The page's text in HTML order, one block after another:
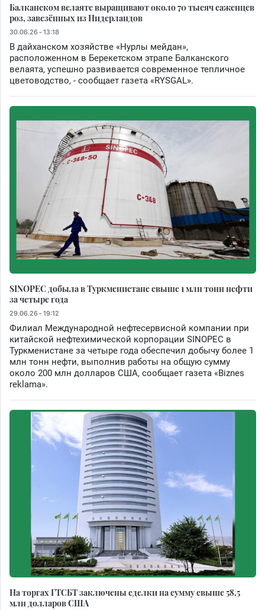
Балканском велаяте выращивают около 70 тысяч саженцев
роз, завезённых из Нидерландов
30.06.26 - 13:18
В дайханском хозяйстве «Нурлы мейдан»,
расположенном в Берекетском этрапе Балканского
велаята, успешно развивается современное тепличное
цветоводство, - сообщает газета «RYSGAL».
SINOPEC добыла в Туркменистане свыше 1 млн тонн нефти
за четыре года
29.06.26 - 19:12
Филиал Международной нефтесервисной компании при
китайской нефтехимической корпорации SINOPEC в
Туркменистане за четыре года обеспечил добычу более 1
млн тонн нефти, выполнив работы на общую сумму
около 200 млн долларов США, сообщает газета «Biznes
reklama».
На торгах ГТСБТ заключены сделки на сумму свыше 58,5
млн долларов США